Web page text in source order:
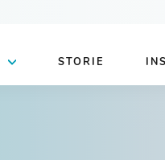
STORIE